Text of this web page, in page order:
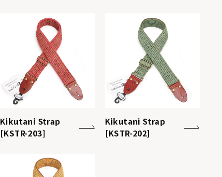
Kikutani Strap
[KSTR-203]
Kikutani Strap
[KSTR-202]